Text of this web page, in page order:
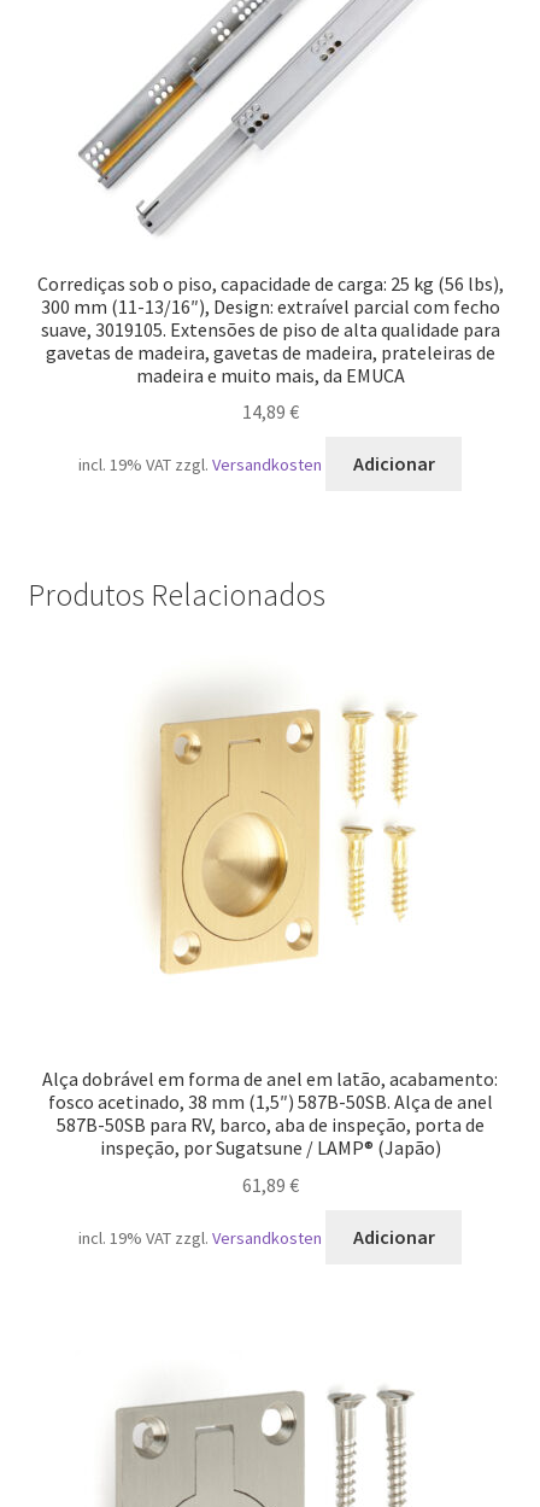
Corrediças sob o piso, capacidade de carga: 25 kg (56 lbs),
300 mm (11-13/16″), Design: extraível parcial com fecho
suave, 3019105. Extensões de piso de alta qualidade para
gavetas de madeira, gavetas de madeira, prateleiras de
madeira e muito mais, da EMUCA
14,89 €
incl. 19% VAT zzgl. Versandkosten Adicionar
Produtos Relacionados
Alça dobrável em forma de anel em latão, acabamento:
fosco acetinado, 38 mm (1,5″) 587B-50SB. Alça de anel
587B-50SB para RV, barco, aba de inspeção, porta de
inspeção, por Sugatsune / LAMP® (Japão)
61,89 €
incl. 19% VAT zzgl. Versandkosten Adicionar